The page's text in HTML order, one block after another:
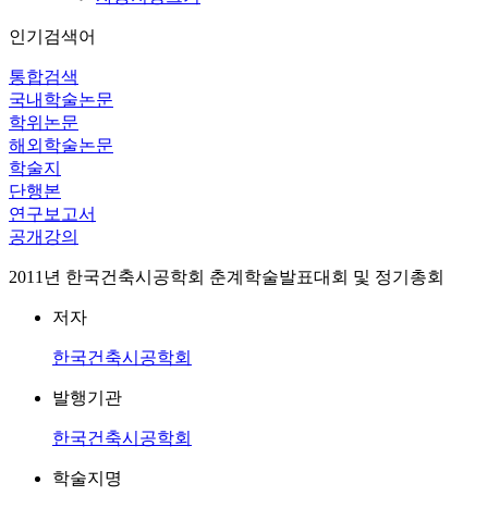
인기검색어
통합검색
국내학술논문
학위논문
해외학술논문
학술지
단행본
연구보고서
공개강의
2011년 한국건축시공학회 춘계학술발표대회 및 정기총회
저자
한국건축시공학회
발행기관
한국건축시공학회
학술지명